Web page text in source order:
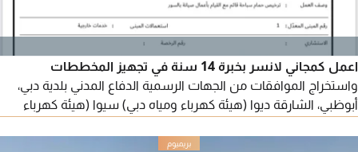
اعمل كمجاني لانسر بخبرة 14 سنة في تجهيز المخططات
واستخراج الموافقات من الجهات الرسمية الدفاع المدني بلدية دبي،
أبوظبي، الشارقة ديوا (هيئة كهرباء ومياه دبي) سيوا (هيئة كهرباء
إجراء تعديلات تصميمية أو تقديم استشارات فنية على المخططات.